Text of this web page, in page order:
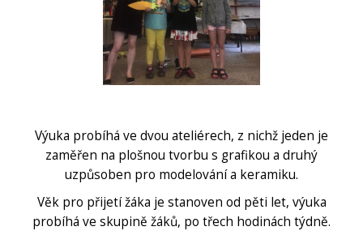
Výuka probíhá ve dvou ateliérech, z nichž jeden je
zaměřen na plošnou tvorbu s grafikou a druhý
uzpůsoben pro modelování a keramiku.
Věk pro přijetí žáka je stanoven od pěti let, výuka
probíhá ve skupině žáků, po třech hodinách týdně.